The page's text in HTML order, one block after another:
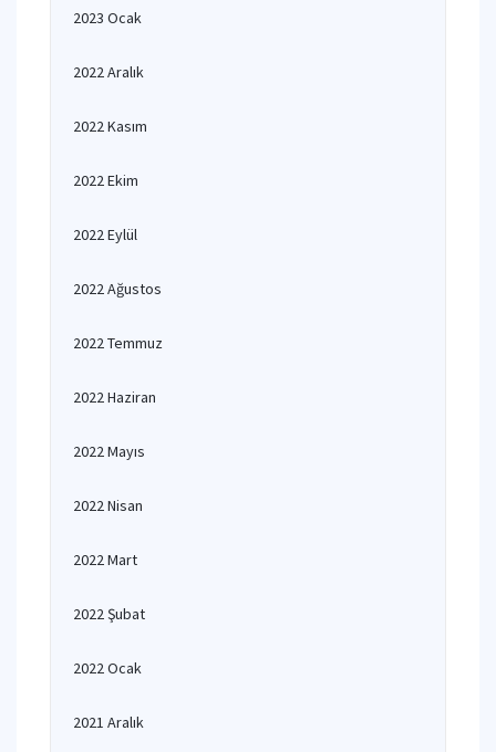
2023 Ocak
2022 Aralık
2022 Kasım
2022 Ekim
2022 Eylül
2022 Ağustos
2022 Temmuz
2022 Haziran
2022 Mayıs
2022 Nisan
2022 Mart
2022 Şubat
2022 Ocak
2021 Aralık